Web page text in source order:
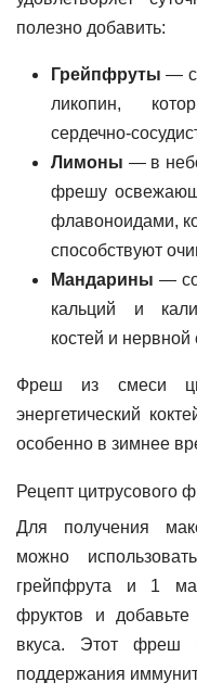
полезно добавить:
Грейпфруты —
ликопин,
сердечно-
Лимоны — в
фрешу
флавоноидами,
способствуют
Мандарины —
кальций и
костей и нервной
Фреш из смеси
энергетический
особенно в зимнее
Рецепт цитрусового
Для получения
можно
грейпфрута и 1
фруктов и
вкуса. Этот фреш
поддержания